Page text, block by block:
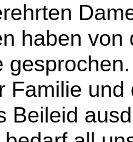
haben
Familie
Beileid